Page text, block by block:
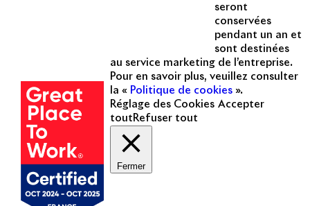
seront
conservées
pendant un an et
sont destinées
au service marketing de l’entreprise.
Pour en savoir plus, veuillez consulter
la « Politique de cookies ».
Réglage des Cookies Accepter
tout Refuser tout
Fermer